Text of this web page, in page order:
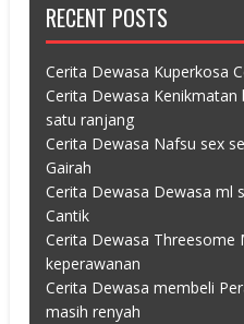
RECENT POSTS
Cerita Dewasa Kuperkosa
Cerita Dewasa
satu ranjang
Cerita Dewasa Nafsu sex
Gairah
Cerita Dewasa Dewasa ml
Cantik
Cerita Dewasa Threesome
keperawanan
Cerita Dewasa membeli
masih renyah